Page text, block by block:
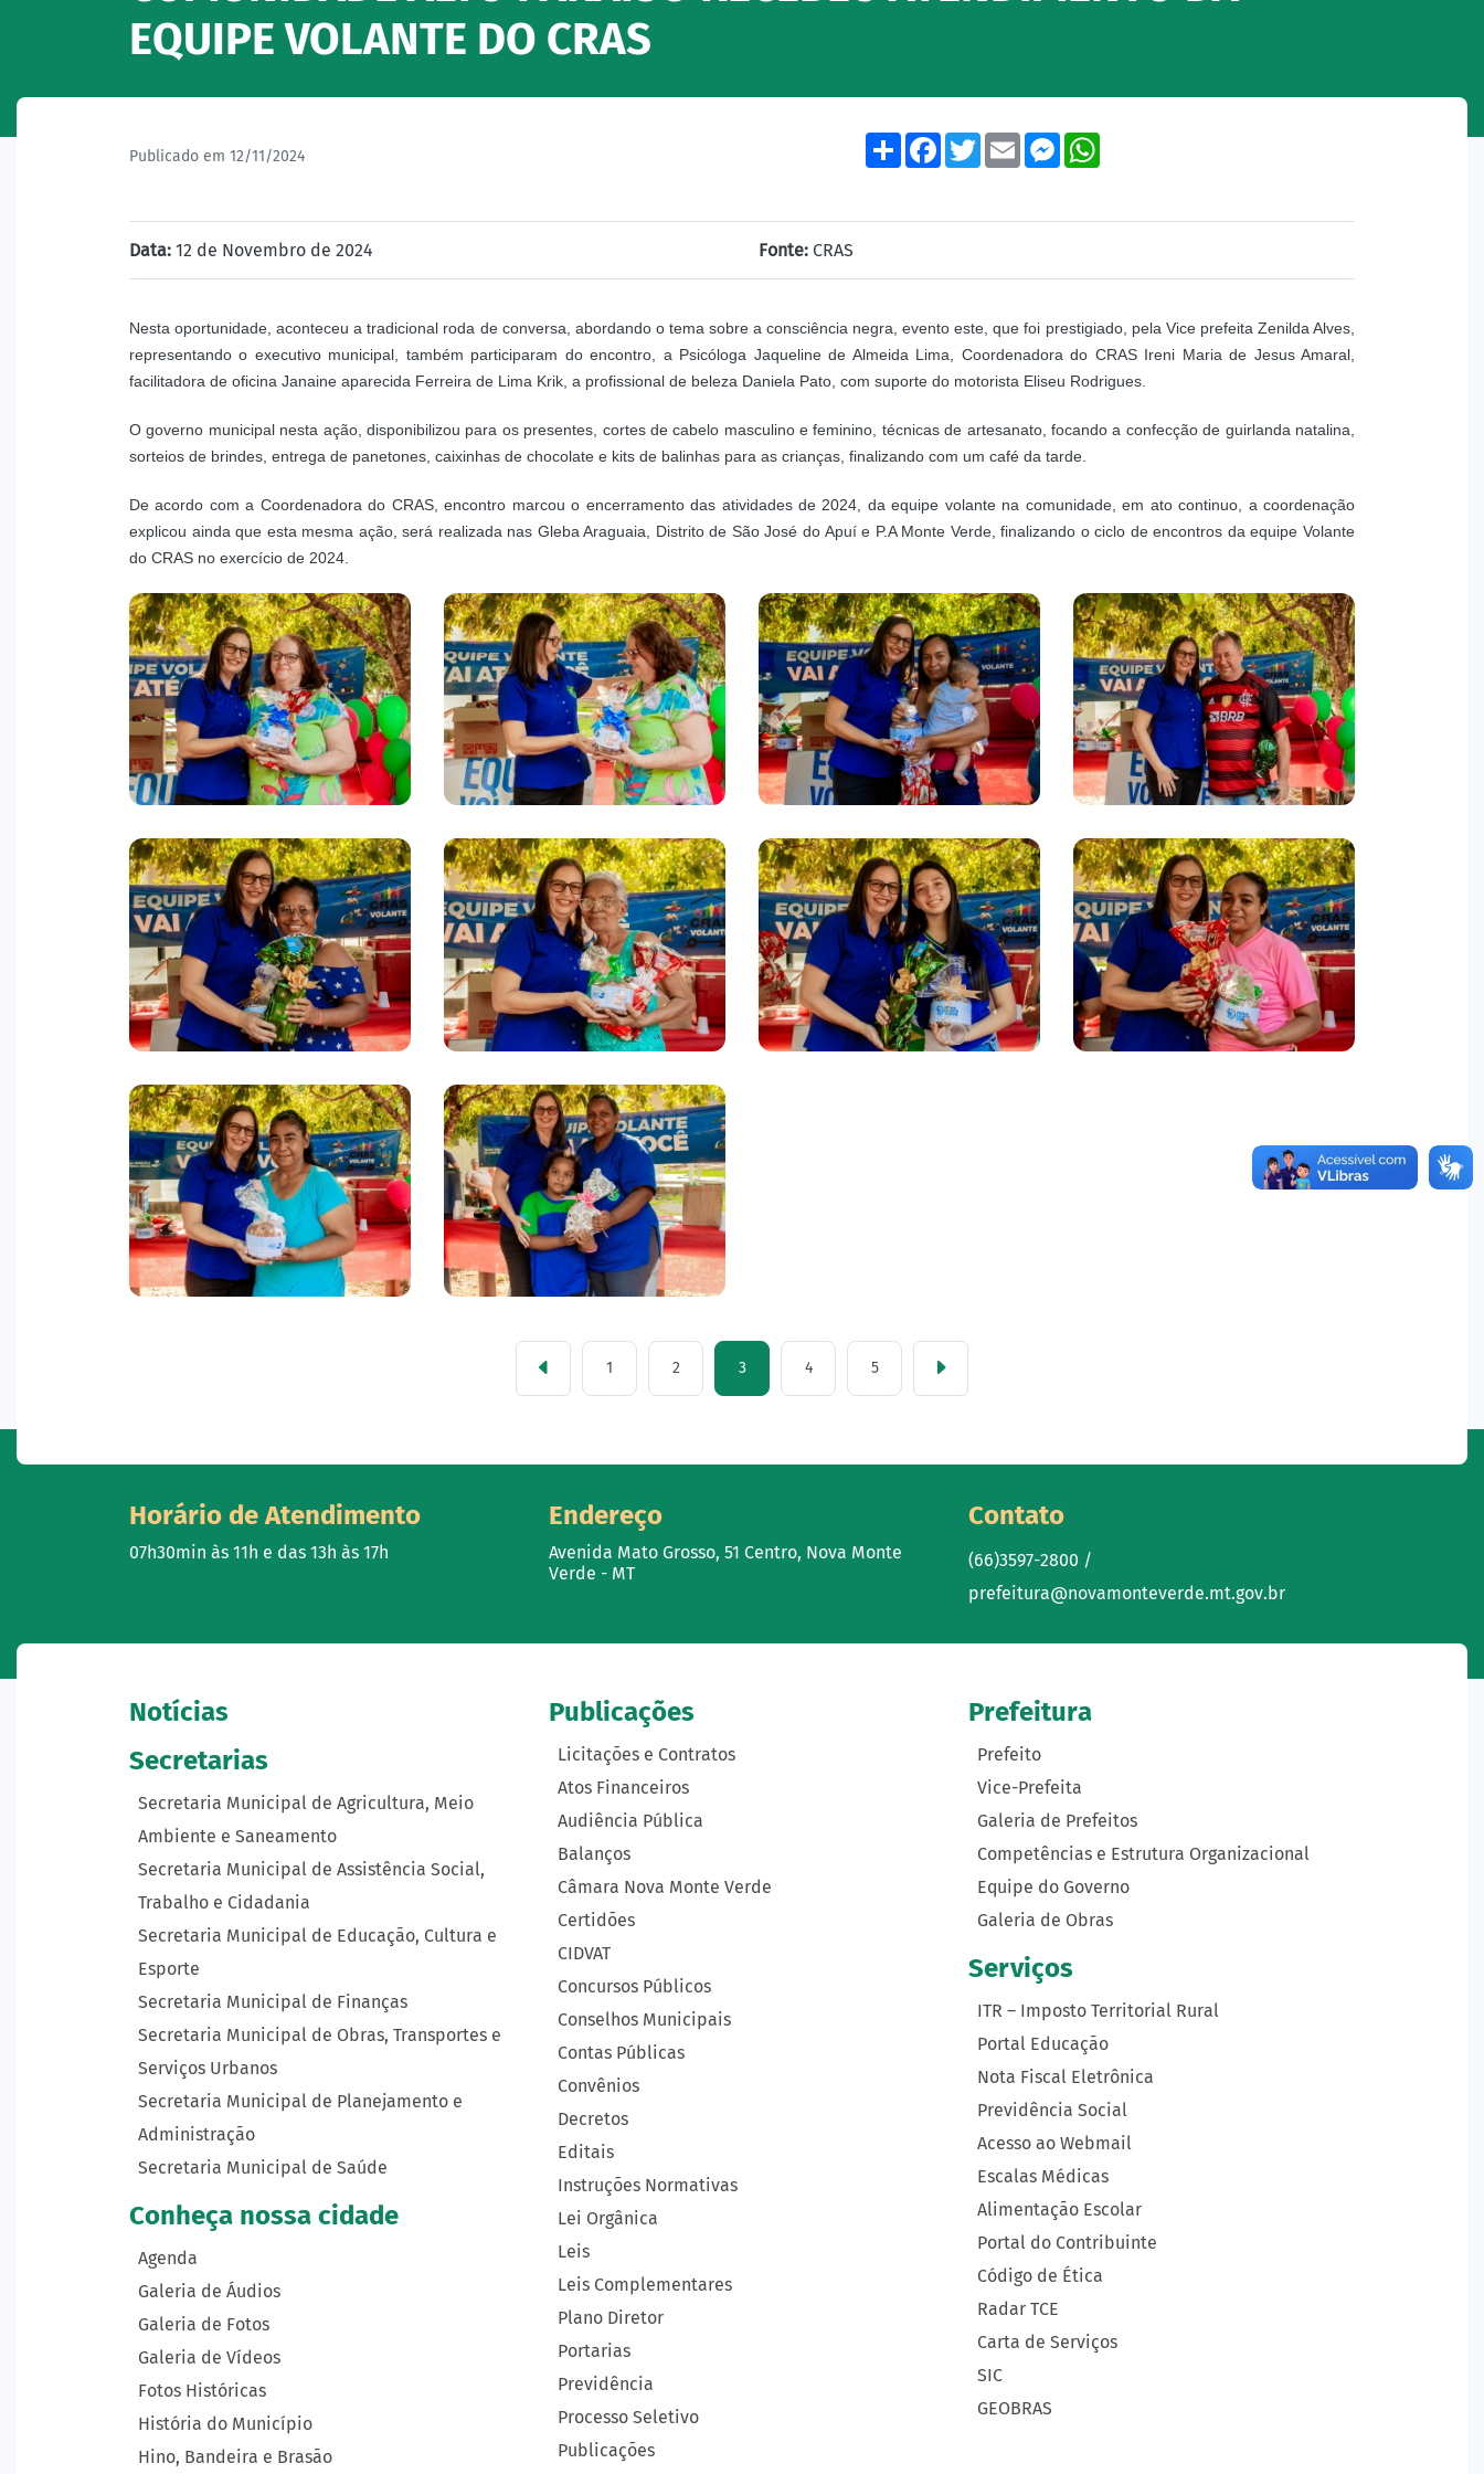
EQUIPE VOLANTE DO CRAS
Publicado em 12/11/2024
ShareFacebook
TwitterEmailMessenger
Data: 12 de Novembro de 2024 Fonte: CRAS
Nesta oportunidade, aconteceu a tradicional roda de conversa, abordando o tema sobre a consciência negra, evento este, que foi prestigiado, pela Vice prefeita Zenilda Alves,
representando o executivo municipal, também participaram do encontro, a Psicóloga Jaqueline de Almeida Lima, Coordenadora do CRAS Ireni Maria de Jesus Amaral,
facilitadora de oficina Janaine aparecida Ferreira de Lima Krik, a profissional de beleza Daniela Pato, com suporte do motorista Eliseu Rodrigues.
O governo municipal nesta ação, disponibilizou para os presentes, cortes de cabelo masculino e feminino, técnicas de artesanato, focando a confecção de guirlanda natalina,
sorteios de brindes, entrega de panetones, caixinhas de chocolate e kits de balinhas para as crianças, finalizando com um café da tarde.
De acordo com a Coordenadora do CRAS, encontro marcou o encerramento das atividades de 2024, da equipe volante na comunidade, em ato continuo, a coordenação
explicou ainda que esta mesma ação, será realizada nas Gleba Araguaia, Distrito de São José do Apuí e P.A Monte Verde, finalizando o ciclo de encontros da equipe Volante
do CRAS no exercício de 2024.
1 2 3 4 5
Horário de Atendimento
07h30min às 11h e das 13h às 17h
Endereço
Avenida Mato Grosso, 51 Centro, Nova Monte
Verde - MT
Contato
(66)3597-2800 /
prefeitura@novamonteverde.mt.gov.br
Notícias
Secretarias
Secretaria Municipal de Agricultura, Meio
Ambiente e Saneamento
Secretaria Municipal de Assistência Social,
Trabalho e Cidadania
Secretaria Municipal de Educação, Cultura e
Esporte
Secretaria Municipal de Finanças
Secretaria Municipal de Obras, Transportes e
Serviços Urbanos
Secretaria Municipal de Planejamento e
Administração
Secretaria Municipal de Saúde
Conheça nossa cidade
Agenda
Galeria de Áudios
Galeria de Fotos
Galeria de Vídeos
Fotos Históricas
História do Município
Hino, Bandeira e Brasão
Publicações
Licitações e Contratos
Atos Financeiros
Audiência Pública
Balanços
Câmara Nova Monte Verde
Certidões
CIDVAT
Concursos Públicos
Conselhos Municipais
Contas Públicas
Convênios
Decretos
Editais
Instruções Normativas
Lei Orgânica
Leis
Leis Complementares
Plano Diretor
Portarias
Previdência
Processo Seletivo
Publicações
Prefeitura
Prefeito
Vice-Prefeita
Galeria de Prefeitos
Competências e Estrutura Organizacional
Equipe do Governo
Galeria de Obras
Serviços
ITR – Imposto Territorial Rural
Portal Educação
Nota Fiscal Eletrônica
Previdência Social
Acesso ao Webmail
Escalas Médicas
Alimentação Escolar
Portal do Contribuinte
Código de Ética
Radar TCE
Carta de Serviços
SIC
GEOBRAS